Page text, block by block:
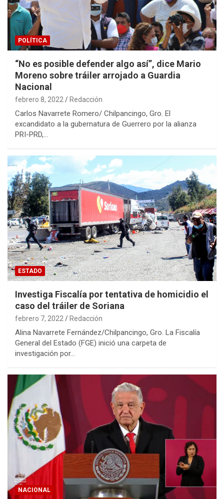
POLÍTICA
“No es posible defender algo así”, dice Mario
Moreno sobre tráiler arrojado a Guardia
Nacional
febrero 8, 2022 Redacción
Carlos Navarrete Romero/ Chilpancingo, Gro. El
excandidato a la gubernatura de Guerrero por la alianza
PRI-PRD,…
ESTADO
Investiga Fiscalía por tentativa de homicidio el
caso del tráiler de Soriana
febrero 7, 2022 Redacción
Alina Navarrete Fernández/Chilpancingo, Gro. La Fiscalía
General del Estado (FGE) inició una carpeta de
investigación por…
NACIONAL